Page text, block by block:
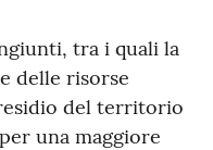
tra i quali la
delle risorse
del territorio
una maggiore